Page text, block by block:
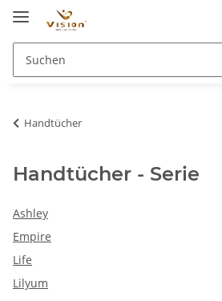
Handtücher
Handtücher - Serie
Ashley
Empire
Life
Lilyum